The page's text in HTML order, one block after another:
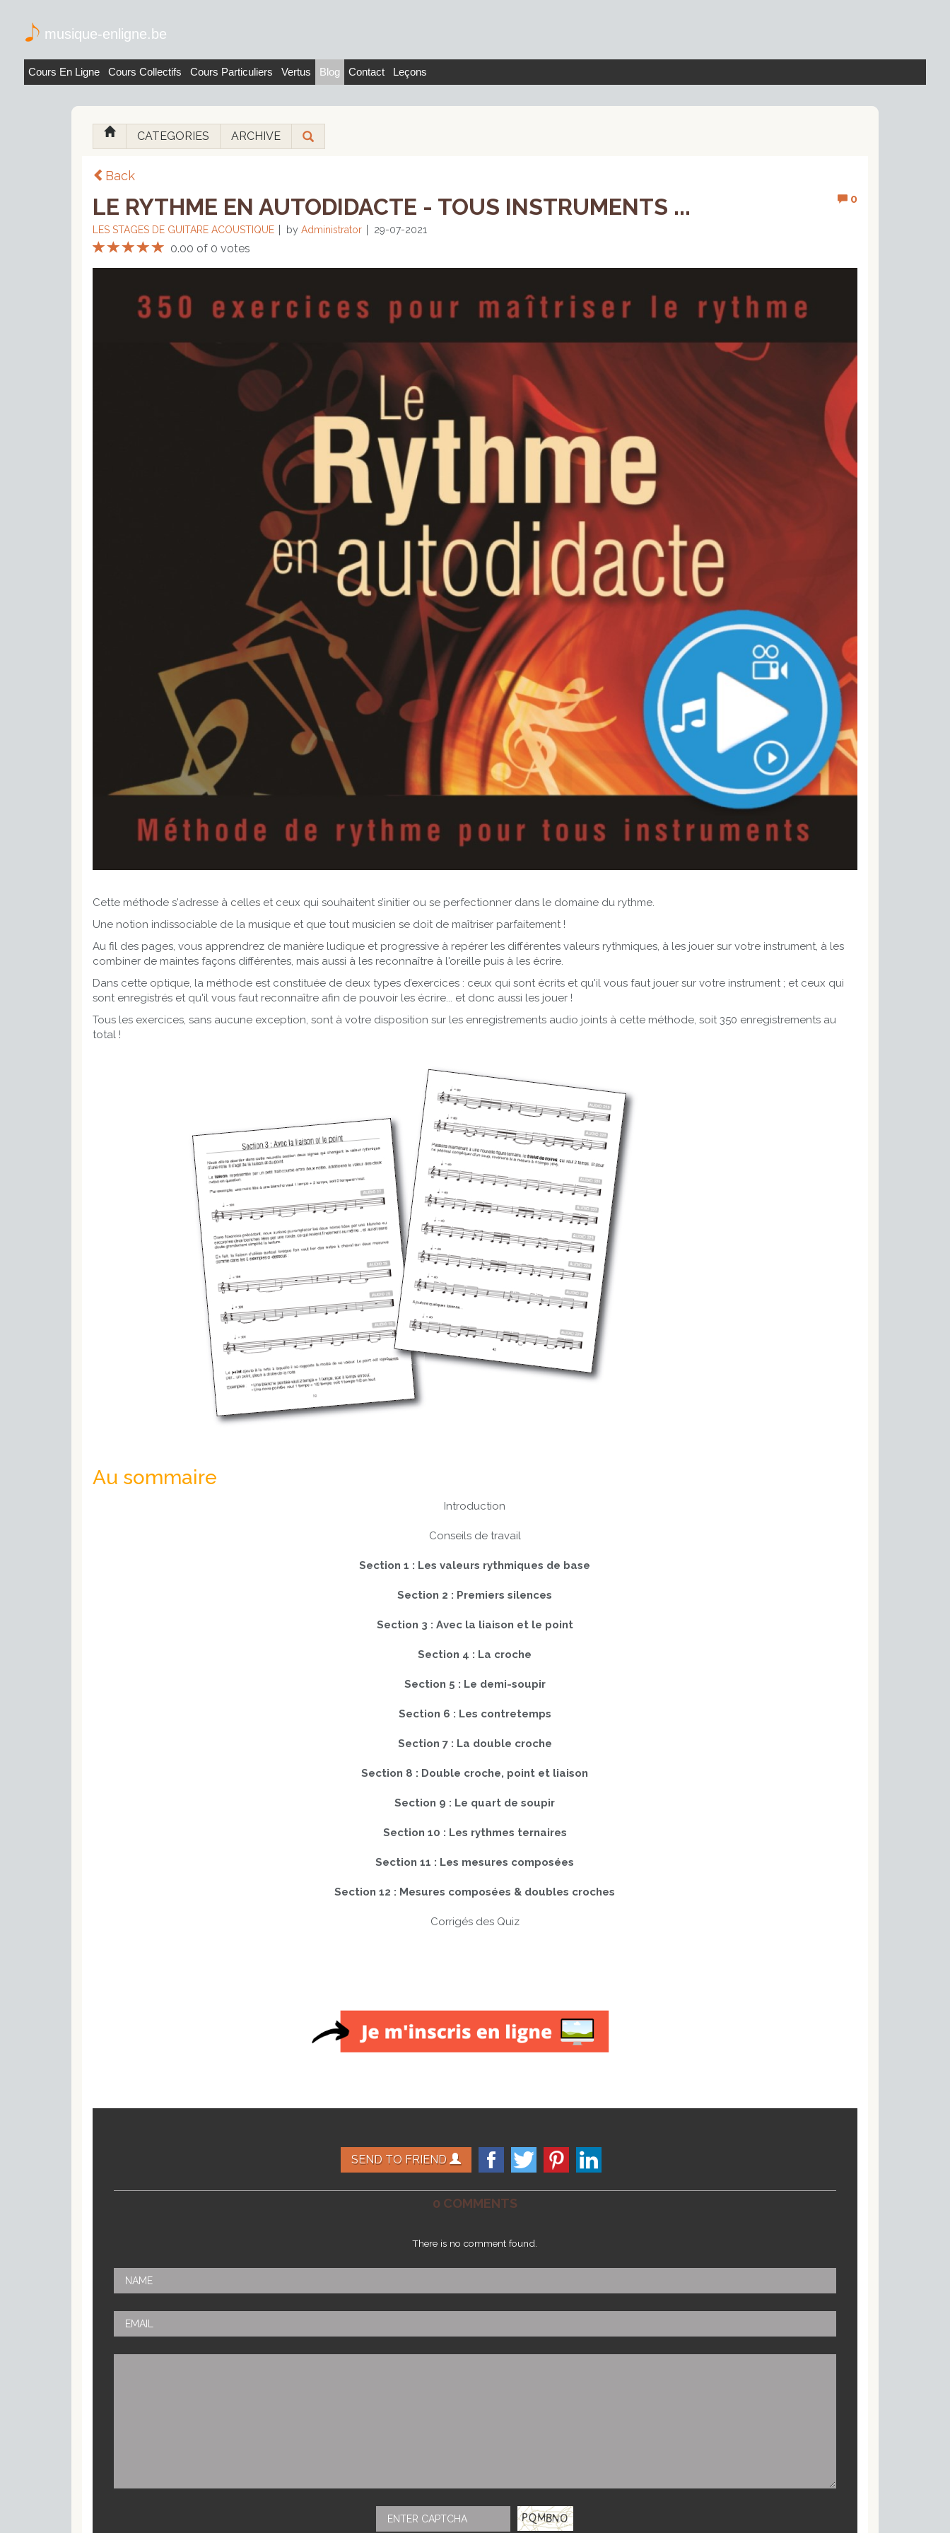
musique-enligne.be
Cours En Ligne Cours Collectifs Cours Particuliers Vertus Blog Contact Leçons
CATEGORIES ARCHIVE
Back
0
LE RYTHME EN AUTODIDACTE - TOUS INSTRUMENTS ...
LES STAGES DE GUITARE ACOUSTIQUE by Administrator 29-07-2021
0.00 of 0 votes
Cette méthode s'adresse à celles et ceux qui souhaitent s’initier ou se perfectionner dans le domaine du rythme.
Une notion indissociable de la musique et que tout musicien se doit de maîtriser parfaitement !
Au fil des pages, vous apprendrez de manière ludique et progressive à repérer les différentes valeurs rythmiques, à les jouer sur votre instrument, à les
combiner de maintes façons différentes, mais aussi à les reconnaître à l'oreille puis à les écrire.
Dans cette optique, la méthode est constituée de deux types d’exercices : ceux qui sont écrits et qu'il vous faut jouer sur votre instrument ; et ceux qui
sont enregistrés et qu'il vous faut reconnaître afin de pouvoir les écrire... et donc aussi les jouer !
Tous les exercices, sans aucune exception, sont à votre disposition sur les enregistrements audio joints à cette méthode, soit 350 enregistrements au
total !
Au sommaire
Introduction
Conseils de travail
Section 1 : Les valeurs rythmiques de base
Section 2 : Premiers silences
Section 3 : Avec la liaison et le point
Section 4 : La croche
Section 5 : Le demi-soupir
Section 6 : Les contretemps
Section 7 : La double croche
Section 8 : Double croche, point et liaison
Section 9 : Le quart de soupir
Section 10 : Les rythmes ternaires
Section 11 : Les mesures composées
Section 12 : Mesures composées & doubles croches
Corrigés des Quiz
SEND TO FRIEND
0 COMMENTS
There is no comment found.